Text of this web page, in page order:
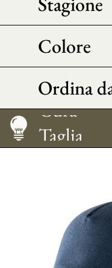
Colore
Ordina
Taglia
Cura